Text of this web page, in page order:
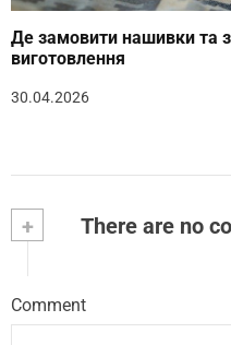
Де замовити нашивки та
виготовлення
30.04.2026
+ There are no
Comment